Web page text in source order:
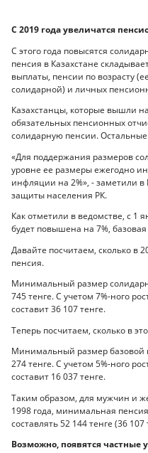
С 2019 года увеличатся
С этого года повысятся
пенсия в Казахстане
выплаты, пенсии по возрасту
солидарной) и личных
Казахстанцы, которые вышли
обязательных пенсионных
солидарную пенсии.
«Для поддержания размеров
уровне ее размеры ежегодно
инфляции на 2%», - заметили
защиты населения РК.
Как отметили в ведомстве, с 1
будет повышена на 7%,
Давайте посчитаем, сколько в
пенсия.
Минимальный размер
745 тенге. С учетом 7%-ного
составит 36 107 тенге.
Теперь посчитаем, сколько в
Минимальный размер базовой
274 тенге. С учетом 5%-ного
составит 16 037 тенге.
Таким образом, для мужчин и
1998 года, минимальная
составлять 52 144 тенге (36 107
Возможно, появятся